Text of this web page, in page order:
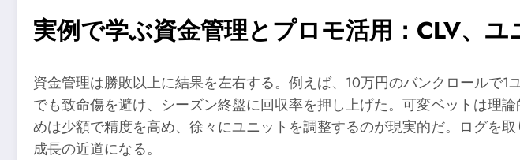
実例で学ぶ資金管理とプロモ活用：CLV、
資金管理は勝敗以上に結果を左右する。例えば、10万円のバンクロールで
でも致命傷を避け、シーズン終盤に回収率を押し上げた。可変ベットは理論
めは少額で精度を高め、徐々にユニットを調整するのが現実的だ。ログを
成長の近道になる。